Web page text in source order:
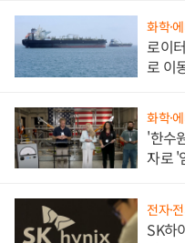
화학·
로이
로 이
화학·
'한수
자로 '
전자·
SK하